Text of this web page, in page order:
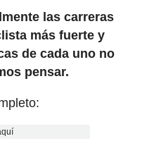
las carreras
más fuerte y
de cada uno no
pensar.